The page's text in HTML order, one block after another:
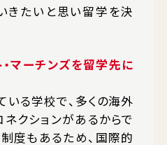
きたいと思い留学を決
・マーチンズを留学先に
る学校で、多くの海外
クションがあるからで
度もあるため、国際的